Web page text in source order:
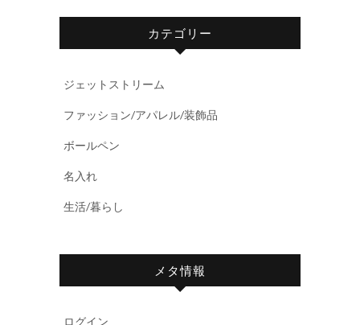
カテゴリー
ジェットストリーム
ファッション/アパレル/装飾品
ボールペン
名入れ
生活/暮らし
メタ情報
ログイン